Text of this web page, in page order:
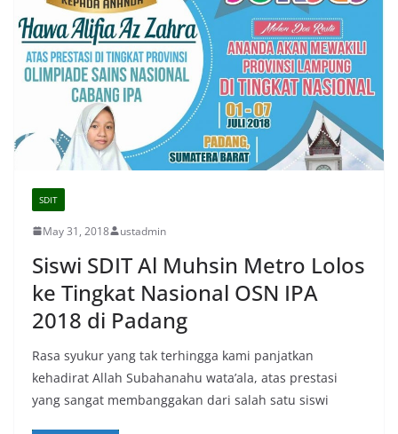
SDIT
May 31, 2018 ustadmin
Siswi SDIT Al Muhsin Metro Lolos
ke Tingkat Nasional OSN IPA
2018 di Padang
Rasa syukur yang tak terhingga kami panjatkan
kehadirat Allah Subahanahu wata’ala, atas prestasi
yang sangat membanggakan dari salah satu siswi